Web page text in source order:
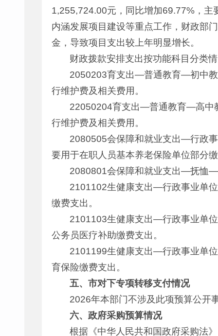
1,255,724.00元，同比增加69.77%，主
内涵发展项目建设等重点工作，财政部
金，导致项目支出较上年明显增长。
财政拨款安排支出按功能科目分类
2050203育支出—普通教育—初中教
行维护费及相关费用。
22050204育支出—普通教育—高中
行维护费及相关费用。
2080505会保障和就业支出—行政
要用于在职人员基本养老保险单位部分
2080801会保障和就业支出—抚恤
2101102生健康支出—行政事业单
缴费支出。
2101103生健康支出—行政事业单
公务员医疗补助缴费支出。
2101199生健康支出—行政事业单
育保险缴费支出。
五、市对下专项转移支付情况
2026年本部门不涉及此项预算公开
六、政府采购预算情况
根据《中华人民共和国政府采购法